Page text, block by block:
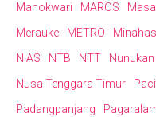
Manokwari
MAROS
Merauke
METRO
NIAS
NTB NTT Nunukan
Nusa Tenggara Timur
Padangpanjang